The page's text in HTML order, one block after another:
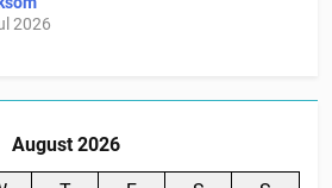
2026
August 2026